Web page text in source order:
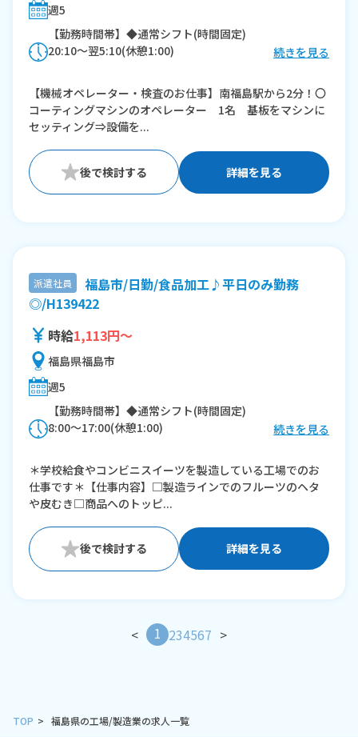
週5
【勤務時間帯】◆通常シフト(時間固定)
20:10〜翌5:10(休憩1:00)
※残業：0〜10時間程度/月
続きを見る
【機械オペレーター・検査のお仕事】南福島駅から2分！〇
コーティングマシンのオペレーター 1名 基板をマシンに
セッティング⇒設備を...
詳細を見る
派遣社員
福島市/日勤/食品加工♪平日のみ勤務
◎/H139422
時給1,113円～
福島県福島市
週5
【勤務時間帯】◆通常シフト(時間固定)
8:00〜17:00(休憩1:00)
※残業：0〜20時間程度/月
続きを見る
＊学校給食やコンビニスイーツを製造している工場でのお
仕事です＊【仕事内容】□製造ラインでのフルーツのヘタ
や皮むき□商品へのトッピ...
詳細を見る
< 1 234567 >
TOP 福島県の工場/製造業の求人一覧